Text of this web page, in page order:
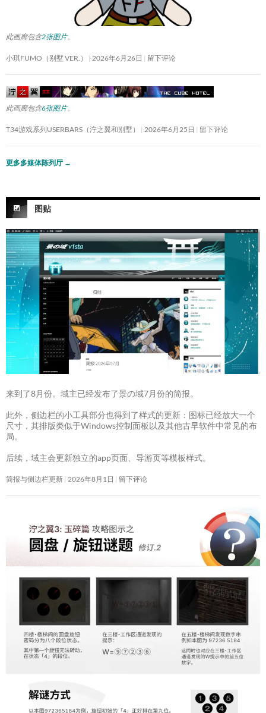
此画廊包含2张图片。
小琪FUMO（别墅 VER.） 2026年6月26日 留下评论
此画廊包含6张图片。
T34游戏系列USERBARS（泞之翼和别墅） 2026年6月25日 留下评论
更多多媒体陈列厅 →
图贴
来到了8月份。域主已经发布了景の域7月份的简报。
此外，侧边栏的小工具部分也得到了样式的更新：图标已经放大一个
尺寸，其排版类似于Windows控制面板以及其他古早软件中常见的布
局。
后续，域主会更新独立的app页面、导游页等模板样式。
简报与侧边栏更新 2026年8月1日 留下评论